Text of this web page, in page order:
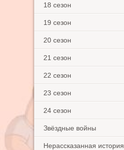
18 сезон
19 сезон
20 сезон
21 сезон
22 сезон
23 сезон
24 сезон
Звёздные войны
Нерассказанная история